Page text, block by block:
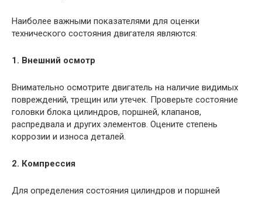
Наиболее важными показателями для оценки
технического состояния двигателя являются:
1. Внешний осмотр
Внимательно осмотрите двигатель на наличие видимых
повреждений, трещин или утечек. Проверьте состояние
головки блока цилиндров, поршней, клапанов,
распредвала и других элементов. Оцените степень
коррозии и износа деталей.
2. Компрессия
Для определения состояния цилиндров и поршней